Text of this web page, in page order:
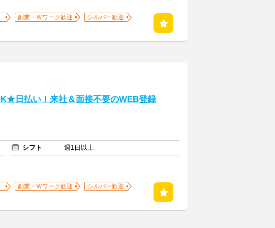
副業・Ｗワーク歓迎
シルバー歓迎
日払い！来社＆面接不要のWEB登録
シフト
週1日以上
副業・Ｗワーク歓迎
シルバー歓迎